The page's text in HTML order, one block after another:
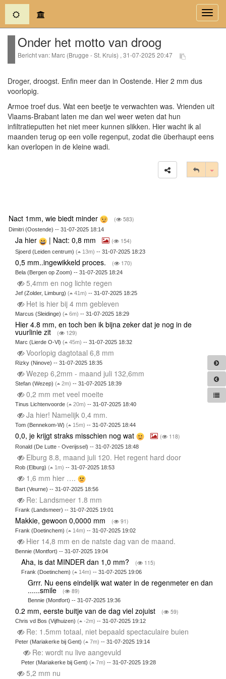
(current)
Onder het motto van droog
Bericht van: Marc (Brugge - St. Kruis) , 31-07-2025 20:47
Droger, droogst. Enfin meer dan in Oostende. Hier 2 mm dus
voorlopig.
Armoe troef dus. Wat een beetje te verwachten was. Vrienden uit
Vlaams-Brabant laten me dan wel weer weten dat hun
infiltratieputten het niet meer kunnen slikken. Hier wacht ik al
maanden terug op een volle regenput, zodat die überhaupt eens
kan overlopen in de kleine wadi.
Nact 1mm, wie biedt minder ( 583)
Dimitri (Oostende) -- 31-07-2025 18:14
Ja hier | Nact: 0,8 mm ( 154)
Sjoerd (Leiden centrum) ( 13m) -- 31-07-2025 18:23
0,5 mm..ingewikkeld proces. ( 170)
Bela (Bergen op Zoom) -- 31-07-2025 18:24
5,4mm en nog lichte regen
Jef (Zolder, Limburg) ( 41m) -- 31-07-2025 18:25
Het is hier bij 4 mm gebleven
Marcus (Sleidinge) ( 6m) -- 31-07-2025 18:29
Hier 4.8 mm, en toch ben ik bijna zeker dat je nog in de
vuurlinie zit ( 129)
Marc (Lierde O-Vl) ( 45m) -- 31-07-2025 18:32
Voorlopig dagtotaal 6,8 mm
Rizky (Ninove) -- 31-07-2025 18:35
Wezep 6,2mm - maand juli 132,6mm
Stefan (Wezep) ( 2m) -- 31-07-2025 18:39
0,2 mm met veel moeite
Tinus Lichtenvoorde ( 20m) -- 31-07-2025 18:40
Ja hier! Namelijk 0,4 mm.
Tom (Bennekom-W) ( 15m) -- 31-07-2025 18:44
0,0, je krijgt straks misschien nog wat ( 118)
Ronald (De Lutte - Overijssel) -- 31-07-2025 18:48
Elburg 8.8, maand juli 120. Het regent hard door
Rob (Elburg) ( 1m) -- 31-07-2025 18:53
1,6 mm hier ….
Bart (Veurne) -- 31-07-2025 18:56
Re: Landsmeer 1.8 mm
Frank (Landsmeer) -- 31-07-2025 19:01
Makkie, gewoon 0,0000 mm ( 91)
Frank (Doetinchem) ( 14m) -- 31-07-2025 19:02
Hier 14,8 mm en de natste dag van de maand.
Bennie (Montfort) -- 31-07-2025 19:04
Aha, is dat MINDER dan 1,0 mm? ( 115)
Frank (Doetinchem)( 14m) -- 31-07-2025 19:06
Grrr. Nu eens eindelijk wat water in de regenmeter en dan
......smile ( 89)
Bennie (Montfort) -- 31-07-2025 19:36
0.2 mm, eerste buitje van de dag viel zojuist ( 59)
Chris vd Bos (Vijfhuizen) ( -2m) -- 31-07-2025 19:12
Re: 1.5mm totaal, niet bepaald spectaculaire buien
Peter (Mariakerke bij Gent) ( 7m) -- 31-07-2025 19:14
Re: wordt nu live aangevuld
Peter (Mariakerke bij Gent)( 7m) -- 31-07-2025 19:28
5,2 mm nu